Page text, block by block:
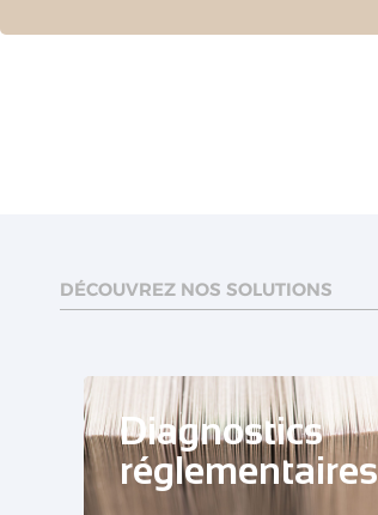
DÉCOUVREZ NOS SOLUTIONS
Diagnostics
réglementaires